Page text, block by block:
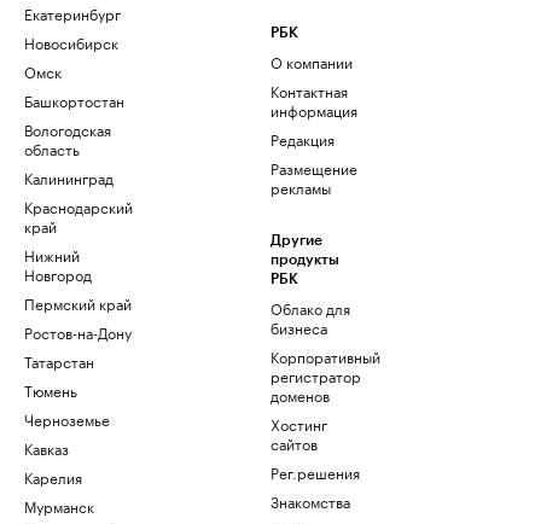
Екатеринбург
Новосибирск
Омск
Башкортостан
Вологодская
область
Калининград
Краснодарский
край
Нижний
Новгород
Пермский край
Ростов-на-Дону
Татарстан
Тюмень
Черноземье
Кавказ
Карелия
Мурманск
РБК
О компании
Контактная
информация
Редакция
Размещение
рекламы
Другие
продукты
РБК
Облако для
бизнеса
Корпоративный
регистратор
доменов
Хостинг
сайтов
Рег.решения
Знакомства